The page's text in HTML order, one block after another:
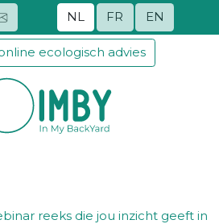
NL FR EN
ecologisch advies
reeks die jou inzicht geeft in